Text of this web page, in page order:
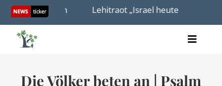
Skip
content
holen Lehitraot „Israel heute in 3 Minuten“
Toggle
Audio
Die Völker beten an | Psalm